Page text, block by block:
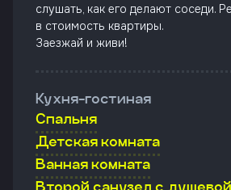
слушать, как его делают соседи.
в стоимость квартиры.
Заезжай и живи!
Кухня-гостиная
Спальня
Детская комната
Ванная комната
Второй санузел с душевой